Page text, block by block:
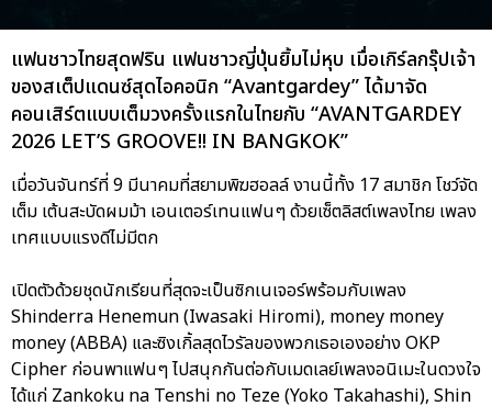
แฟนชาวไทยสุดฟริน แฟนชาวญี่ปุ่นยิ้มไม่หุบ เมื่อเกิร์ลกรุ๊ปเจ้า
ของสเต็ปแดนซ์สุดไอคอนิก “Avantgardey” ได้มาจัด
คอนเสิร์ตแบบเต็มวงครั้งแรกในไทยกับ “AVANTGARDEY
2026 LET’S GROOVE!! IN BANGKOK”
เมื่อวันจันทร์ที่ 9 มีนาคมที่สยามพิฆฮอลล์ งานนี้ทั้ง 17 สมาชิก โชว์จัด
เต็ม เต้นสะบัดผมม้า เอนเตอร์เทนแฟนๆ ด้วยเซ็ตลิสต์เพลงไทย เพลง
เทศแบบแรงดีไม่มีตก
เปิดตัวด้วยชุดนักเรียนที่สุดจะเป็นซิกเนเจอร์พร้อมกับเพลง
Shinderra Henemun (Iwasaki Hiromi), money money
money (ABBA) และซิงเกิ้ลสุดไวรัลของพวกเธอเองอย่าง OKP
Cipher ก่อนพาแฟนๆ ไปสนุกกันต่อกับเมดเลย์เพลงอนิเมะในดวงใจ
ได้แก่ Zankoku na Tenshi no Teze (Yoko Takahashi), Shin